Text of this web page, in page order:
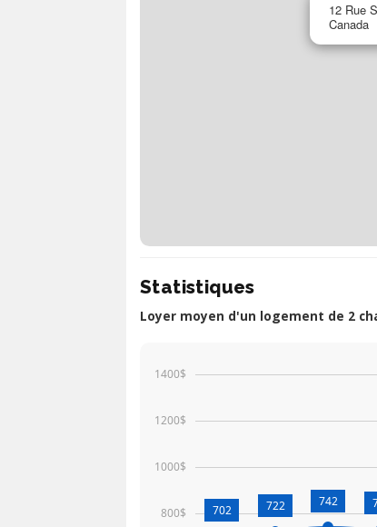
12 Rue
Canada
Statistiques
Loyer moyen d'un logement de 2
800$
1000$
1200$
1400$
702 722 742